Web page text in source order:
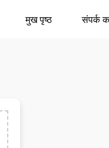
मुख पृष्ठ संपर्क